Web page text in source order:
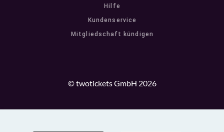
Hilfe
Kundenservice
Mitgliedschaft kündigen
© twotickets GmbH 2026